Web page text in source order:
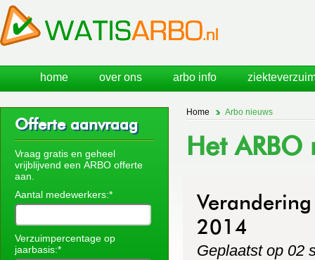
Home Arbo nieuws
Het
2014
Geplaatst op 02
Offerte aanvraag
Vraag gratis en geheel
vrijblijvend een ARBO offerte
aan.
Aantal medewerkers:*
Verzuimpercentage op
jaarbasis:*
home over ons arbo info